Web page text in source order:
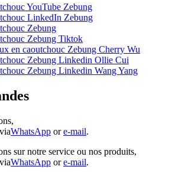
WhatsApp ore-mail.
sur notre service ou nos produits,
WhatsApp ore-mail.